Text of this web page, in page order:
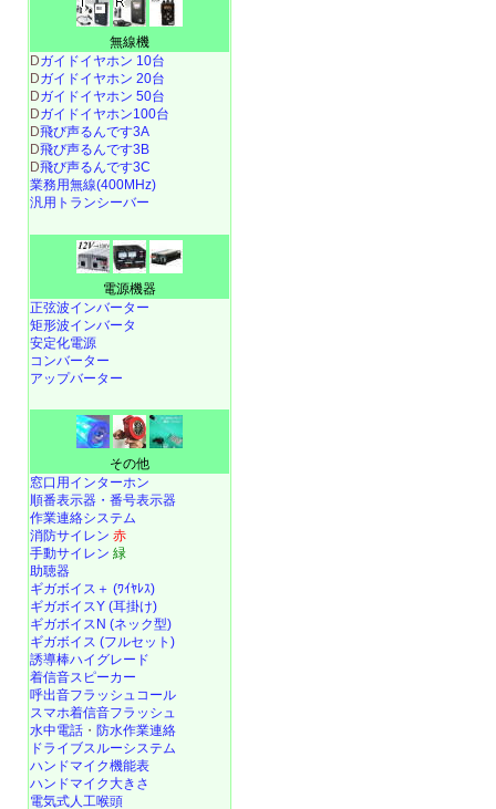
無線機
Dガイドイヤホン 10台
Dガイドイヤホン 20台
Dガイドイヤホン 50台
Dガイドイヤホン100台
D飛び声るんです3A
D飛び声るんです3B
D飛び声るんです3C
業務用無線(400MHz)
汎用トランシーバー
電源機器
正弦波インバーター
矩形波インバータ
安定化電源
コンバーター
アップバーター
その他
窓口用インターホン
順番表示器・番号表示器
作業連絡システム
消防サイレン 赤
手動サイレン 緑
助聴器
ギガボイス＋ (ﾜｲﾔﾚｽ)
ギガボイスY (耳掛け)
ギガボイスN (ネック型)
ギガボイス (フルセット)
誘導棒ハイグレード
着信音スピーカー
呼出音フラッシュコール
スマホ着信音フラッシュ
水中電話 ・ 防水作業連絡
ドライブスルーシステム
ハンドマイク機能表
ハンドマイク大きさ
電気式人工喉頭